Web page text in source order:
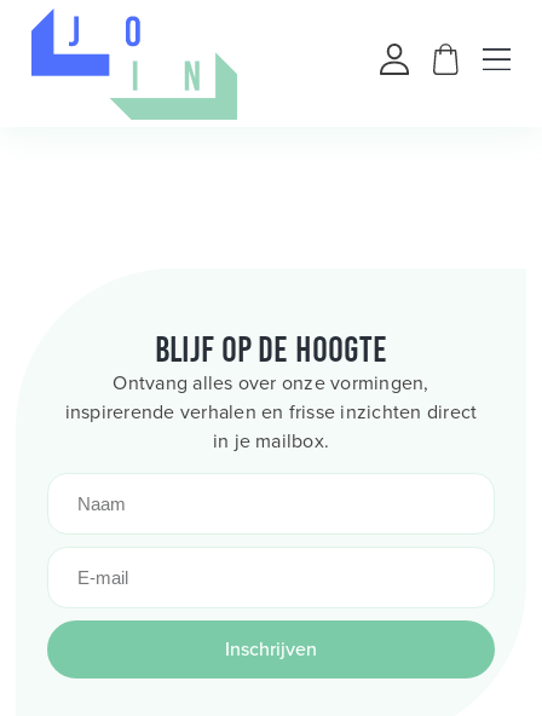
Blijf op de hoogte
Ontvang alles over onze vormingen,
inspirerende verhalen en frisse inzichten direct
in je mailbox.
Inschrijven